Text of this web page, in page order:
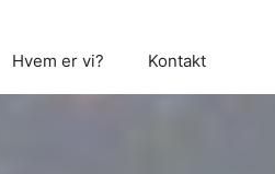
Hvem er vi? Kontakt